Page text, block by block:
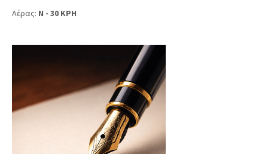
Αέρας: N - 30 KPH